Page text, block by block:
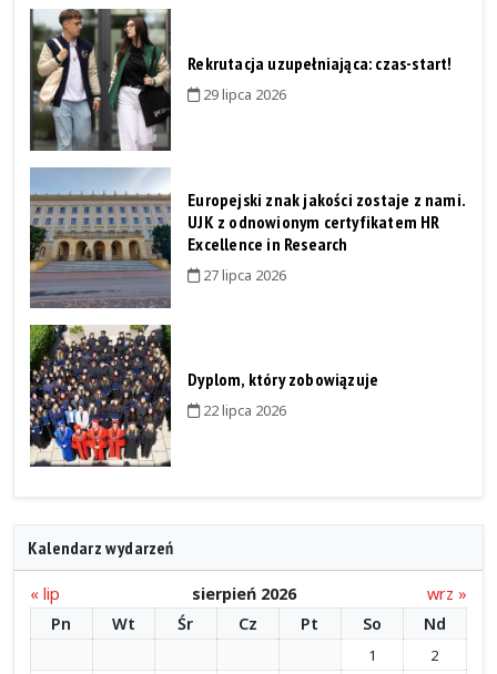
Rekrutacja uzupełniająca: czas-start!
29 lipca 2026
Europejski znak jakości zostaje z nami.
UJK z odnowionym certyfikatem HR
Excellence in Research
27 lipca 2026
Dyplom, który zobowiązuje
22 lipca 2026
Kalendarz wydarzeń
« lip sierpień 2026
wrz »
Pn
Wt Śr Cz Pt So Nd
1
2